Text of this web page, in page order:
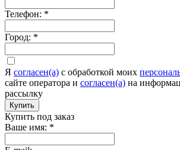
Телефон: *
Город: *
Я согласен(а) c обработкой моих
сайте оператора и согласен(а) на
рассылку
Купить
Купить под заказ
Ваше имя: *